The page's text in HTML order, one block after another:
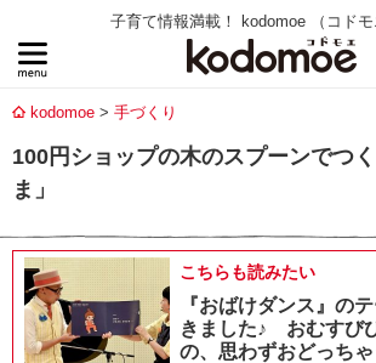
子育て情報満載！ kodomoe （コド
kodomoe 手づくり
100円ショップの木のスプーンでつ
ま」
こちらも読みたい
『おばけダンス』の
きました♪ おむすび
の、思わずおどっち